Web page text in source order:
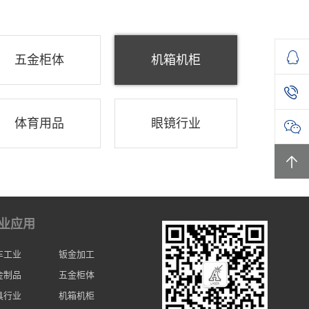
五金柜体 机箱机柜
体育用品 眼镜行业
应用
工业
制品
行业
钣金加工
五金柜体
机箱机柜